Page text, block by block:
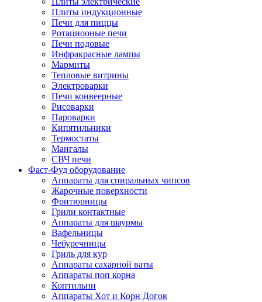
Плиты индукционные
Печи для пиццы
Ротациооные печи
Печи подовые
Инфракрасные лампы
Мармиты
Тепловые витрины
Электроварки
Печи конвеерные
Рисоварки
Пароварки
Кипятильники
Термостаты
Мангалы
СВЧ печи
Фаст-Фуд оборудование
Аппараты для спиральных чипсов
Жарочные поверхности
Фритюрницы
Грили контактные
Аппараты для шаурмы
Вафельницы
Чебуречницы
Гриль для кур
Аппараты сахарной ваты
Аппараты поп корна
Коптильни
Аппараты Хот и Корн Догов